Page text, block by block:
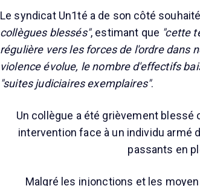
Le syndicat Un1té a de son côté souhaité
collègues blessés", estimant que "cette
régulière vers les forces de l'ordre dans
violence évolue, le nombre d'effectifs
"suites judiciaires exemplaires".
Un collègue a été grièvement blessé
intervention face à un individu armé
passants en
Malgré les injonctions et les